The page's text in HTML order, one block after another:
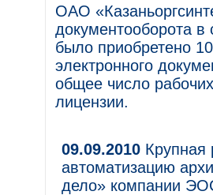
ОАО
документооборота в
было приобретено
электронного
общее число
лицензии.
09.09.2010 Крупная
автоматизацию
дело» компании